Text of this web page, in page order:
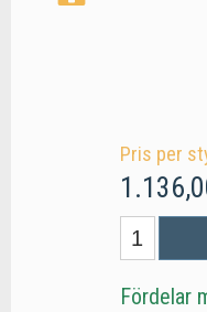
Pris per
Fördelar